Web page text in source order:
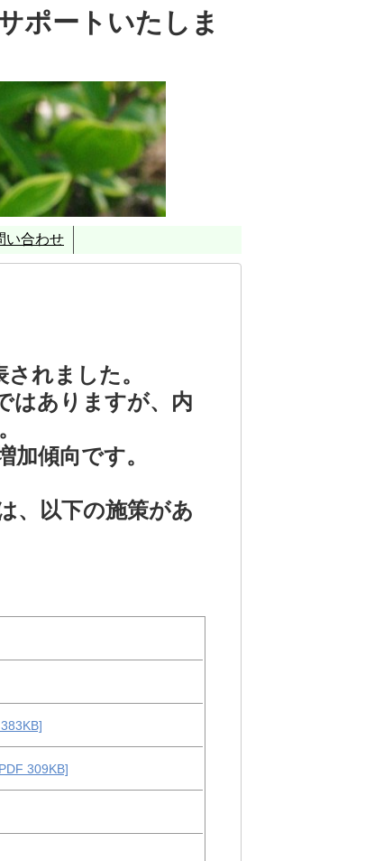
ポートいたしま
ＣＯ２削減対策支援事業」
い合わせ
れました。
はありますが、内
傾向です。
、以下の施策があ
309KB]